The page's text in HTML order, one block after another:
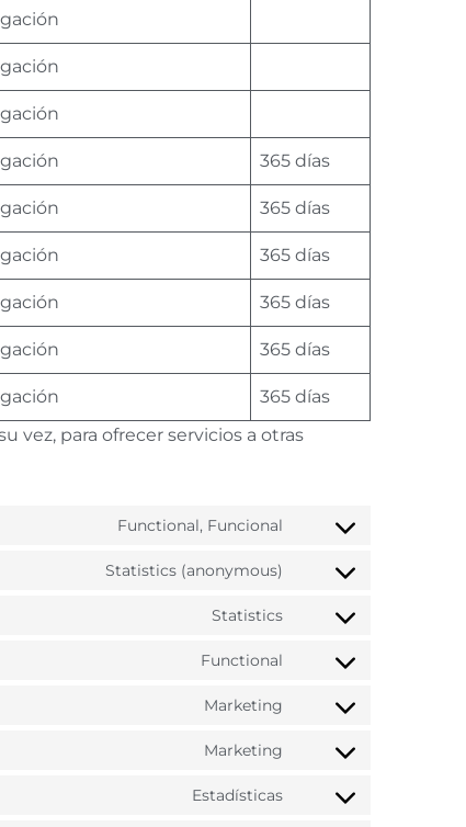
365 días
365 días
365 días
365 días
365 días
365 días
vez, para ofrecer servicios a otras
Functional, Funcional
Statistics (anonymous)
Statistics
Functional
Marketing
Marketing
Estadísticas